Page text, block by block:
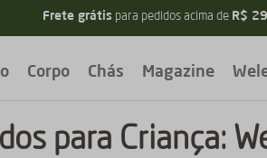
Ganhe5% de desconto
Corpo Chás Magazine
para Criança: